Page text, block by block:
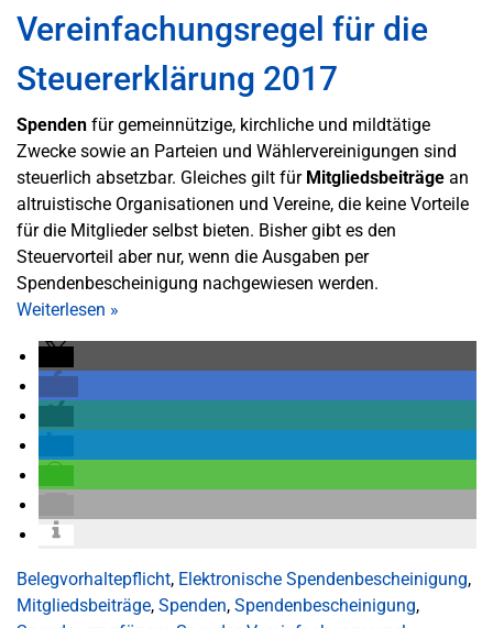
Vereinfachungsregel für die
Steuererklärung 2017
Spenden für gemeinnützige, kirchliche und mildtätige
Zwecke sowie an Parteien und Wählervereinigungen sind
steuerlich absetzbar. Gleiches gilt für Mitgliedsbeiträge an
altruistische Organisationen und Vereine, die keine Vorteile
für die Mitglieder selbst bieten. Bisher gibt es den
Steuervorteil aber nur, wenn die Ausgaben per
Spendenbescheinigung nachgewiesen werden.
Weiterlesen »
Belegvorhaltepflicht, Elektronische Spendenbescheinigung,
Mitgliedsbeiträge, Spenden, Spendenbescheinigung,